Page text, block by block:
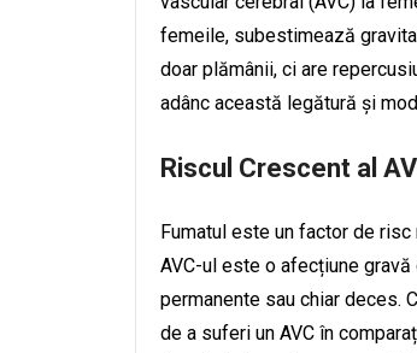
femeile, subestimează
doar plămânii, ci are
adânc această legătură și
Riscul Crescent al
Fumatul este un factor de
AVC-ul este o afecțiune
permanente sau chiar deces.
de a suferi un AVC în